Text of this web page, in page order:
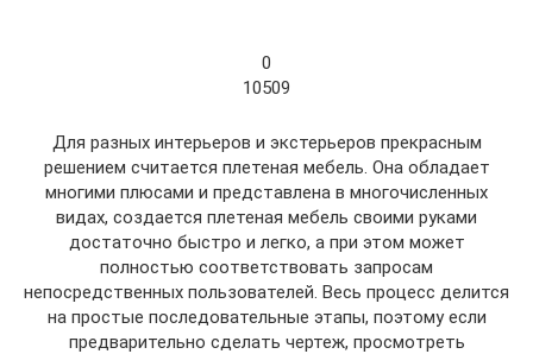
0
10509
Для разных интерьеров и экстерьеров прекрасным
решением считается плетеная мебель. Она обладает
многими плюсами и представлена в многочисленных
видах, создается плетеная мебель своими руками
достаточно быстро и легко, а при этом может
полностью соответствовать запросам
непосредственных пользователей. Весь процесс делится
на простые последовательные этапы, поэтому если
предварительно сделать чертеж, просмотреть